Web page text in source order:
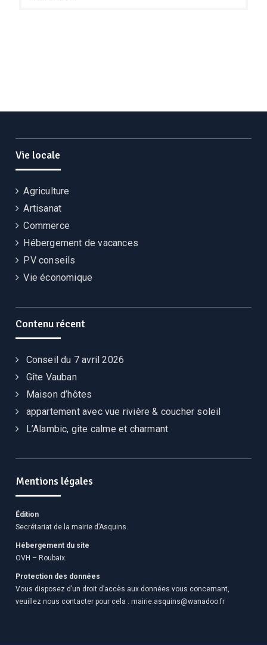
Vie locale
Agriculture
Artisanat
Commerce
Hébergement de vacances
PV conseils
Vie économique
Contenu récent
Conseil du 7 avril 2026
Gîte Vauban
Maison d’hôtes
appartement avec vue rivière & coucher soleil
L’Alambic, gite calme et charmant
Mentions légales
Édition
Secrétariat de la mairie d’Asquins.
Hébergement du site
OVH – Roubaix.
Protection des données
Vous disposez d’un droit d’accès aux données vous concernant,
veuillez nous contacter pour cela :mairie.asquins@wanadoo.fr